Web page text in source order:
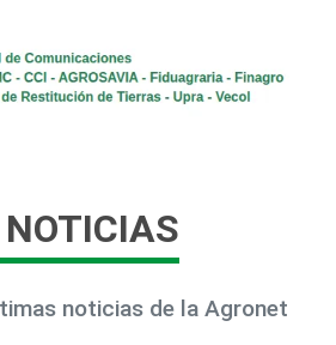
NOTICIAS
noticias de la Agronet